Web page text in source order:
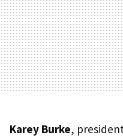
Karey Burke,